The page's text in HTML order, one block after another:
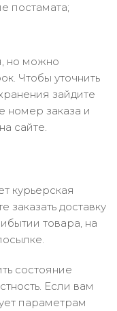
постамата;
но можно
Чтобы уточнить
зайдите
номер заказа и
сайте.
курьерская
заказать доставку
товара, на
состояние
Если вам
параметрам